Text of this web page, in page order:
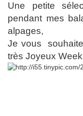
Une petite
pendant mes
alpages,
Je vous
très Joyeux